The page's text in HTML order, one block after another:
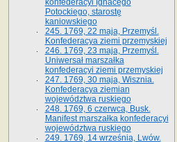
konfederacyi Ignacego
Potockiego, starostę
kaniowskiego
245. 1769, 22 maja, Przemyśl.
Konfederacya ziemi przemyskiej
246. 1769, 23 maja, Przemyśl.
Uniwersał marszałka
konfederacyi ziemi przemyskiej
247. 1769, 30 maja, Wisznia.
Konfederacya ziemian
województwa ruskiego
248. 1769, 6 czerwca, Busk.
Manifest marszałka konfederacyi
województwa ruskiego
249. 1769, 14 września, Lwów.